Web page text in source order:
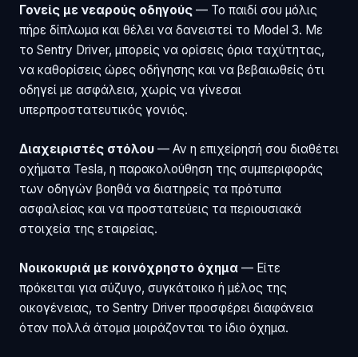
Γονείς με νεαρούς οδηγούς — Το παιδί σου μόλις
πήρε δίπλωμα και θέλει να δανειστεί το Model 3. Με
το Sentry Driver, μπορείς να ορίσεις όρια ταχύτητας,
να καθορίσεις ώρες οδήγησης και να βεβαιωθείς ότι
οδηγεί με ασφάλεια, χωρίς να γίνεσαι
υπερπροστατευτικός γονιός.
Διαχειριστές στόλου — Αν η επιχείρησή σου διαθέτει
οχήματα Tesla, η παρακολούθηση της συμπεριφοράς
των οδηγών βοηθά να διατηρείς τα πρότυπα
ασφαλείας και να προστατεύεις τα περιουσιακά
στοιχεία της εταιρείας.
Νοικοκυριά με κοινόχρηστο όχημα — Είτε
πρόκειται για σύζυγο, συγκάτοικο ή μέλος της
οικογένειας, το Sentry Driver προσφέρει διαφάνεια
όταν πολλά άτομα μοιράζονται το ίδιο όχημα.